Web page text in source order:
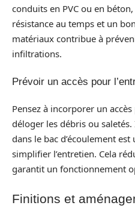
conduits en PVC ou en
résistance au temps et un
matériaux contribue à
infiltrations.
Prévoir un accès pour
Pensez à incorporer un
déloger les débris ou
dans le bac d’écoulement
simplifier l’entretien. Cela
garantit un fonctionnement
Finitions et